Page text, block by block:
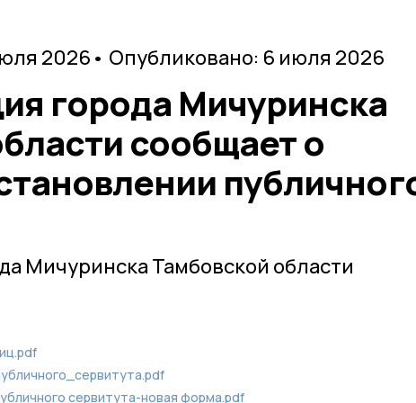
2026 • Опубликовано: 6 июля 2026
города Мичуринска
сообщает о
Мичуринска Тамбовской области
сервитута-новая форма.pdf